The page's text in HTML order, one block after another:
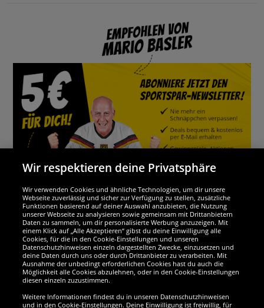
Wir sind ausgezeichnet
Wir respektieren deine Privatsphäre
Wir verwenden Cookies und ähnliche Technologien, um dir unsere
Webseite zuverlässig und sicher zur Verfügung zu stellen, zusätzliche
Funktionen basierend auf deiner Auswahl anzubieten, die Nutzung
unserer Webseite zu analysieren sowie gemeinsam mit Drittanbietern
Daten zu sammeln, um dir personalisierte Werbung anzuzeigen. Mit
einem Klick auf „Alle Akzeptieren“ gibst du deine Einwilligung alle
Cookies, für die in den Cookie-Einstellungen und unseren
Datenschutzhinweisen einzeln dargestellten Zwecke, einzusetzen und
deine Daten durch uns oder durch Drittanbieter zu verarbeiten. Mit
Ausnahme der unbedingt erforderlichen Cookies hast du auch die
Möglichkeit alle Cookies abzulehnen, oder in den Cookie-Einstellungen
diesen einzeln zuzustimmen.
Weitere Informationen findest du in unseren Datenschutzhinweisen
und in den Cookie-Einstellungen. Deine Einwilligung ist freiwillig, für